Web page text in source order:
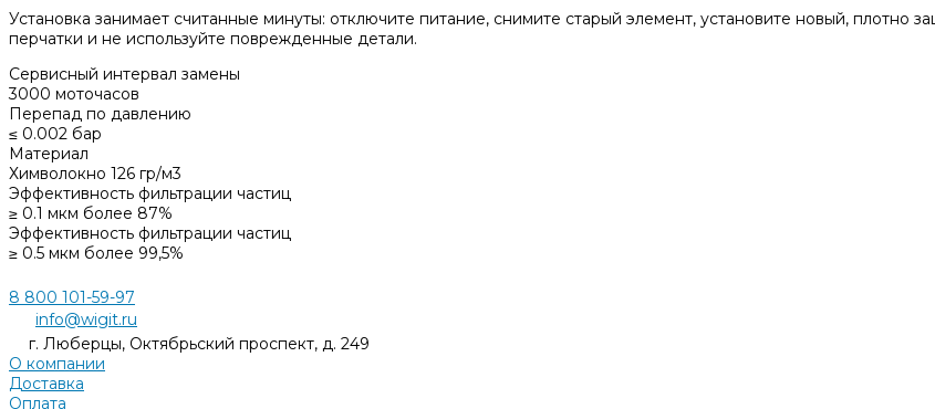
Установка занимает считанные минуты: отключите питание, снимите старый элемент, установите новый, плотно
перчатки и не используйте поврежденные детали.
Сервисный интервал замены
3000 моточасов
Перепад по давлению
≤ 0.002 бар
Материал
Химволокно 126 гр/м3
Эффективность фильтрации частиц
≥ 0.1 мкм более 87%
Эффективность фильтрации частиц
≥ 0.5 мкм более 99,5%
8 800 101-59-97
info@wigit.ru
г. Люберцы, Октябрьский проспект, д. 249
О компании
Доставка
Оплата